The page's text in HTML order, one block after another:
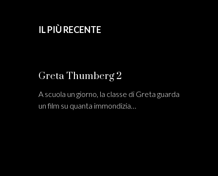
IL PIÙ RECENTE
Greta Thumberg 2
A scuola un giorno, la classe di Greta guarda
un film su quanta immondizia…